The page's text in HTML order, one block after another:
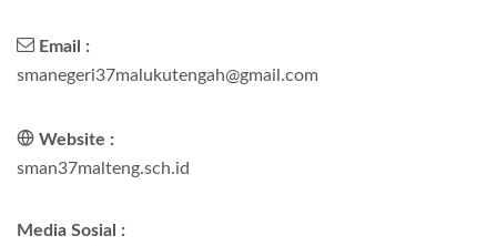
Email :
smanegeri37malukutengah@gmail.com
Website :
sman37malteng.sch.id
Media Sosial :